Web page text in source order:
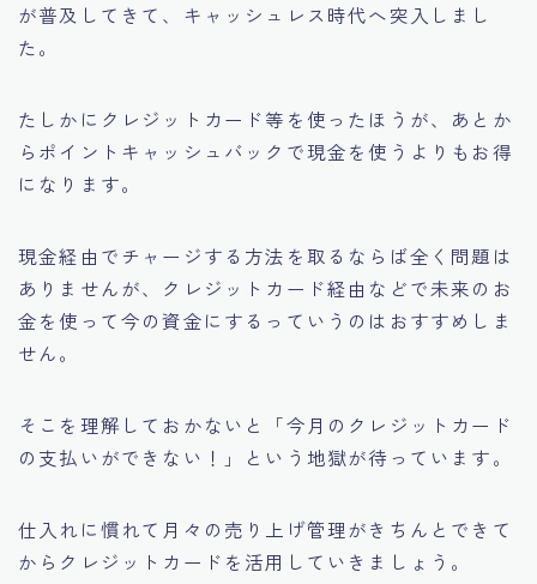
が普及してきて、キャッシュレス時代へ突入しまし
た。
たしかにクレジットカード等を使ったほうが、あとか
らポイントキャッシュバックで現金を使うよりもお得
になります。
現金経由でチャージする方法を取るならば全く問題は
ありませんが、クレジットカード経由などで未来のお
金を使って今の資金にするっていうのはおすすめしま
せん。
そこを理解しておかないと「今月のクレジットカード
の支払いができない！」という地獄が待っています。
仕入れに慣れて月々の売り上げ管理がきちんとできて
からクレジットカードを活用していきましょう。